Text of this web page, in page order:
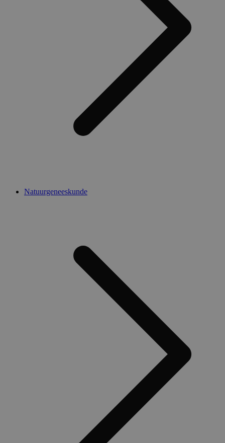
Natuurgeneeskunde